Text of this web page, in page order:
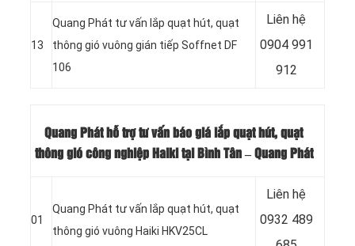
13
Quang Phát tư vấn lắp quạt hút, quạt
thông gió vuông gián tiếp Soffnet DF
106
Liên hệ
0904 991
912
Quang Phát hỗ trợ tư vấn báo giá lắp quạt hút, quạt
thông gió công nghiệp Haiki tại Bình Tân – Quang Phát
01
Quang Phát tư vấn lắp quạt hút, quạt
thông gió vuông Haiki HKV25CL
Liên hệ
0932 489